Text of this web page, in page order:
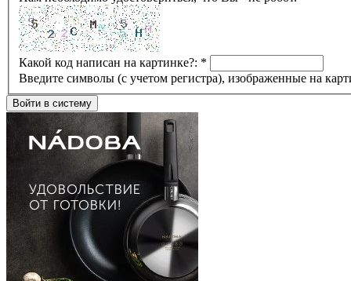
Какой код написан на картинке?: *
Введите символы (с учетом регистра), изображенные на